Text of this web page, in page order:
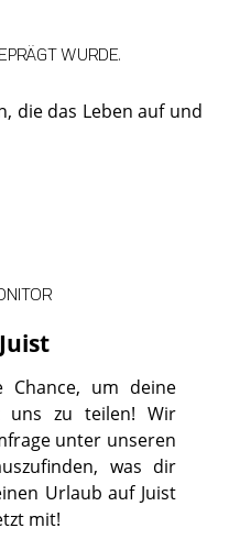
WURDE.
die das Leben auf und
um deine
uns zu teilen! Wir
unter unseren
was dir
Urlaub auf Juist
mit!